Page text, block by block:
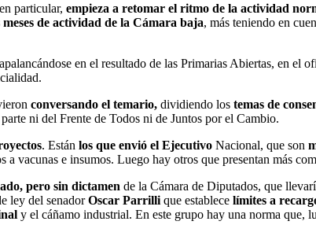
en particular, empieza a retomar el ritmo de la actividad
de actividad de la Cámara baja, más teniendo en
en el resultado de las Primarias Abiertas, en el
conversando el temario, dividiendo los temas de
ni del Frente de Todos ni de Juntos por el Cambio.
. Están los que envió el Ejecutivo Nacional, que son
vacunas e insumos. Luego hay otros que presentan más
pero sin dictamen de la Cámara de Diputados, que
ley del senadorOscar Parrilli que establece límites a
y el cáñamo industrial. En este grupo hay una norma que,